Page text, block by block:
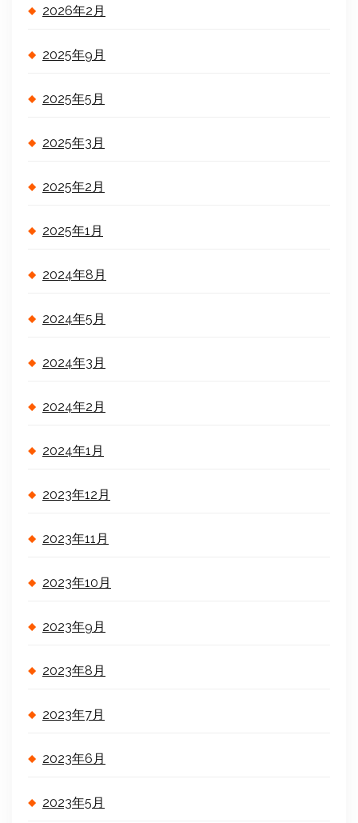
2026年2月
2025年9月
2025年5月
2025年3月
2025年2月
2025年1月
2024年8月
2024年5月
2024年3月
2024年2月
2024年1月
2023年12月
2023年11月
2023年10月
2023年9月
2023年8月
2023年7月
2023年6月
2023年5月